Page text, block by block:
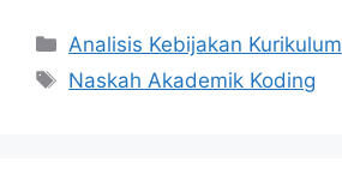
Kategori
Analisis Kebijakan Kurikulum
Tag
Naskah Akademik Koding